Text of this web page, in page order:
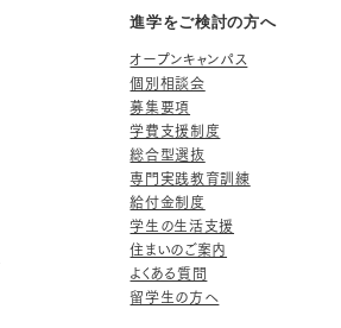
進学をご検討の方へ
オープンキャンパス
個別相談会
募集要項
学費支援制度
総合型選抜
専門実践教育訓練
給付金制度
学生の生活支援
住まいのご案内
よくある質問
留学生の方へ